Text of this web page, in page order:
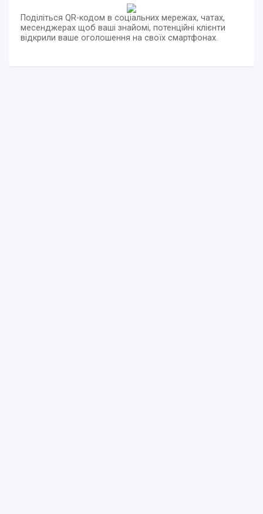
Поділіться QR-кодом в соціальних мережах, чатах,
месенджерах щоб ваші знайомі, потенційні клієнти
відкрили ваше оголошення на своїх смартфонах.